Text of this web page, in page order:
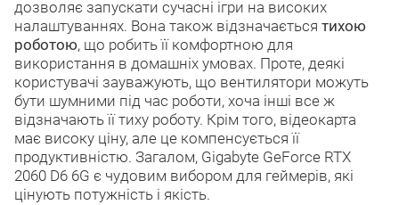
дозволяє запускати сучасні ігри на високих
налаштуваннях. Вона також відзначається тихою
роботою, що робить її комфортною для
використання в домашніх умовах. Проте, деякі
користувачі зауважують, що вентилятори можуть
бути шумними під час роботи, хоча інші все ж
відзначають її тиху роботу. Крім того, відеокарта
має високу ціну, але це компенсується її
продуктивністю. Загалом, Gigabyte GeForce RTX
2060 D6 6G є чудовим вибором для геймерів, які
цінують потужність і якість.